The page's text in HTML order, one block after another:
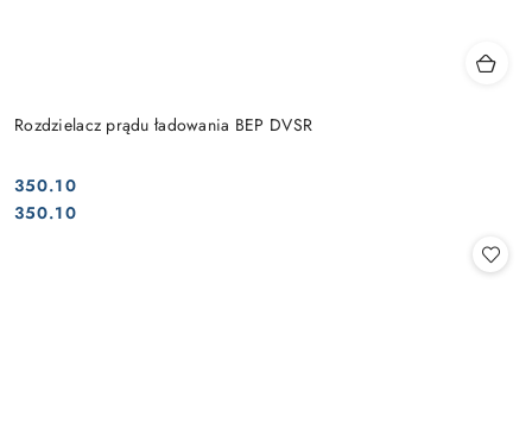
Rozdzielacz prądu ładowania BEP DVSR
Cena:
350.10
Cena:
350.10